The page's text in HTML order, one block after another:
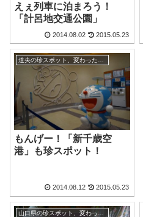
えぇ列車に泊まろう！
「計呂地交通公園」
2014.08.02 2015.05.23
道央の珍スポット、変わった観光地
もんげー！「新千歳空
港」も珍スポット！
2014.08.12 2015.05.23